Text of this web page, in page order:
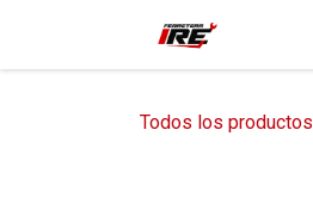
Todos los productos